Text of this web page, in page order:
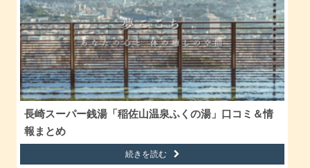
長崎スーパー銭湯「稲佐山温泉ふくの湯」口コミ＆情
報まとめ
続きを読む